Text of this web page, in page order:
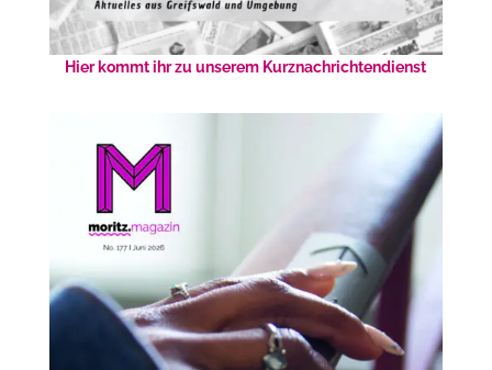
Hier kommt ihr zu unserem Kurznachrichtendienst